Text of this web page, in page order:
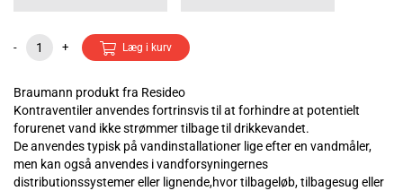
- + Læg i kurv
Braumann produkt fra Resideo
Kontraventiler anvendes fortrinsvis til at forhindre at potentielt
forurenet vand ikke strømmer tilbage til drikkevandet.
De anvendes typisk på vandinstallationer lige efter en vandmåler,
men kan også anvendes i vandforsyningernes
distributionssystemer eller lignende,hvor tilbageløb, tilbagesug eller